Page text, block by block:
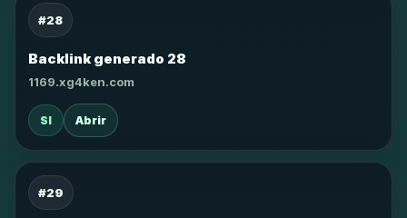
#28
Backlink generado 28
1169.xg4ken.com
SI Abrir
#29